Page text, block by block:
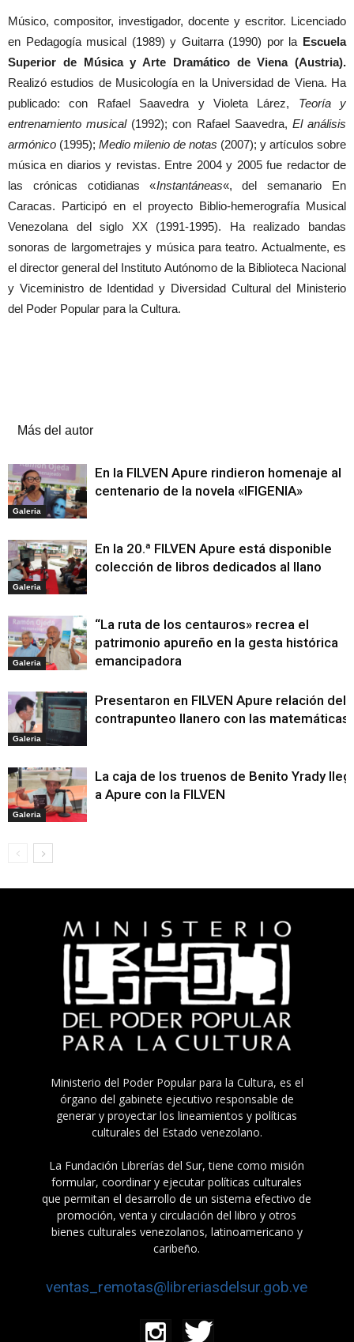
Músico, compositor, investigador, docente y escritor. Licenciado
en Pedagogía musical (1989) y Guitarra (1990) por la Escuela
Superior de Música y Arte Dramático de Viena (Austria).
Realizó estudios de Musicología en la Universidad de Viena. Ha
publicado: con Rafael Saavedra y Violeta Lárez, Teoría y
entrenamiento musical(1992); con Rafael Saavedra, El análisis
armónico (1995); Medio milenio de notas (2007); y artículos sobre
música en diarios y revistas. Entre 2004 y 2005 fue redactor de
las crónicas cotidianas «Instantáneas«, del semanario En
Caracas. Participó en el proyecto Biblio-hemerografía Musical
Venezolana del siglo XX (1991-1995). Ha realizado bandas
sonoras de largometrajes y música para teatro. Actualmente, es
el director general del Instituto Autónomo de la Biblioteca Nacional
y Viceministro de Identidad y Diversidad Cultural del Ministerio
del Poder Popular para la Cultura.
Más del autor
Galeria
En la FILVEN Apure rindieron homenaje al
centenario de la novela «IFIGENIA»
Galeria
En la 20.ª FILVEN Apure está disponible
colección de libros dedicados al llano
Galeria
“La ruta de los centauros» recrea el
patrimonio apureño en la gesta histórica
emancipadora
Galeria
Presentaron en FILVEN Apure relación del
contrapunteo llanero con las matemáticas
Galeria
La caja de los truenos de Benito Yrady
a Apure con la FILVEN
Ministerio del Poder Popular para la Cultura, es el
órgano del gabinete ejecutivo responsable de
generar y proyectar los lineamientos y políticas
culturales del Estado venezolano.
La Fundación Librerías del Sur, tiene como misión
formular, coordinar y ejecutar políticas culturales
que permitan el desarrollo de un sistema efectivo de
promoción, venta y circulación del libro y otros
bienes culturales venezolanos, latinoamericano y
caribeño.
ventas_remotas@libreriasdelsur.gob.ve